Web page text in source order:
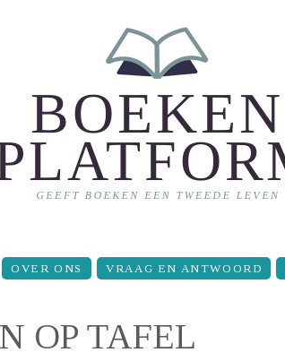
OVER ONS VRAAG EN ANTWOORD
OP TAFEL